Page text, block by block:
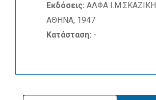
Εκδόσεις: ΑΛΦΑ Ι.Μ.ΣΚΑΖΙΚΗ
ΑΘΗΝΑ, 1947
Κατάσταση: -